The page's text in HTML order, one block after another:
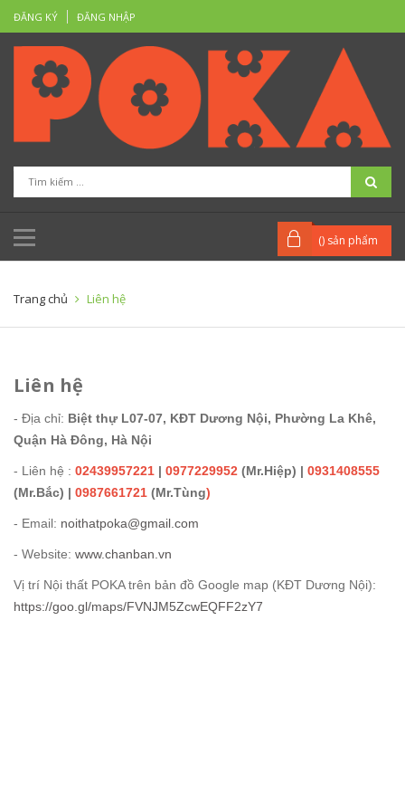
ĐĂNG KÝ ĐĂNG NHẬP
() sản phẩm
Trang chủ Liên hệ
Liên hệ
- Địa chỉ: Biệt thự L07-07, KĐT Dương Nội, Phường La Khê,
Quận Hà Đông, Hà Nội
- Liên hệ : 02439957221 | 0977229952 (Mr.Hiệp) | 0931408555
(Mr.Bắc) | 0987661721 (Mr.Tùng)
- Email: noithatpoka@gmail.com
- Website: www.chanban.vn
Vị trí Nội thất POKA trên bản đồ Google map (KĐT Dương Nội):
https://goo.gl/maps/FVNJM5ZcwEQFF2zY7